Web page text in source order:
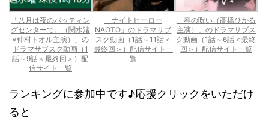
「八月は夜のバッティン
グセンターで。（関水渚
×仲村トオル主演）」の
ドラマサブスク動画（1
話～9話＜最終回＞）配
信サイト一覧
「ナイトヒーロー
NAOTO」のドラマサブ
スク動画（1話～11話＜
最終回＞）配信サイト一
覧
「春の呪い（髙橋ひかる
主演）」のドラマサブス
ク動画（1話～6話＜最終
回＞）配信サイト一覧
ランキングに参加中です♪応援クリックをいただけ
ると